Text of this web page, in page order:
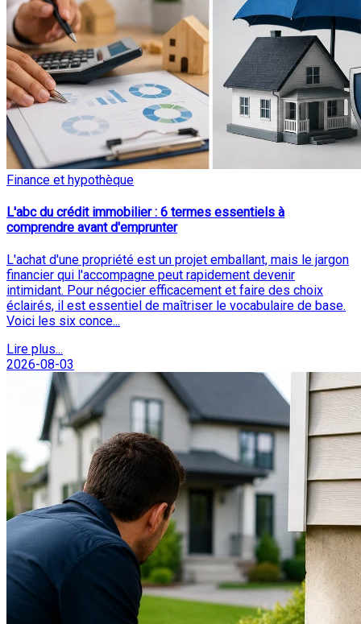
Finance et hypothèque
L'abc du crédit immobilier : 6 termes essentiels à
comprendre avant d'emprunter
L'achat d'une propriété est un projet emballant, mais le jargon
financier qui l'accompagne peut rapidement devenir
intimidant. Pour négocier efficacement et faire des choix
éclairés, il est essentiel de maîtriser le vocabulaire de base.
Voici les six conce...
Lire plus...
2026-08-03